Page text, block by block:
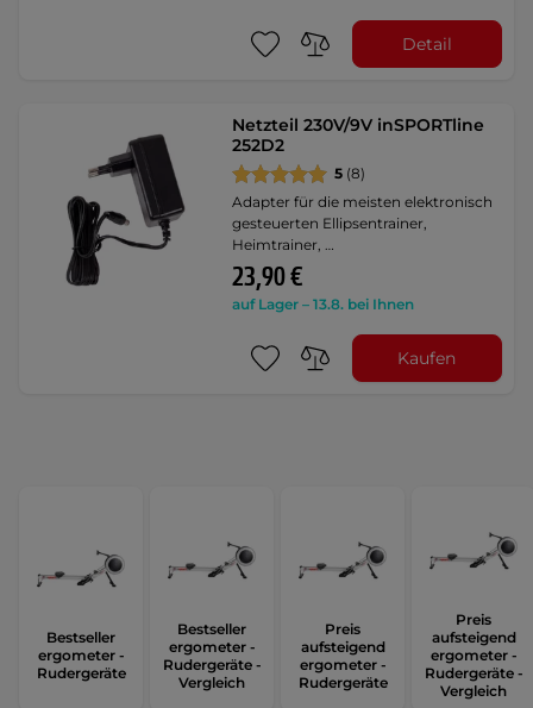
Detail
Netzteil 230V/9V inSPORTline
252D2
5 (8)
Adapter für die meisten elektronisch
gesteuerten Ellipsentrainer,
Heimtrainer, …
23,90 €
auf Lager – 13.8. bei Ihnen
Kaufen
Bestseller
ergometer -
Rudergeräte
Bestseller
ergometer -
Rudergeräte -
Vergleich
Preis
aufsteigend
ergometer -
Rudergeräte
Preis
aufsteigend
ergometer -
Rudergeräte -
Vergleich